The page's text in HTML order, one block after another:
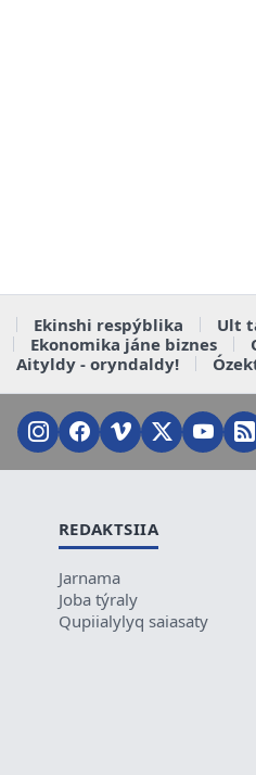
Ekinshi respýblika Ult
Ekonomika jáne biznes
Aityldy - oryndaldy!
REDAKTSIIA
Jarnama
Joba týraly
Qupiialylyq saiasaty